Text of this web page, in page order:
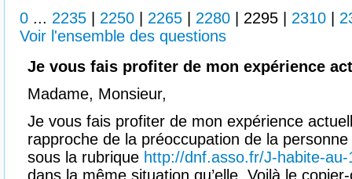
0 ... 2235 2250 2265 2280 2295 2310
Voir l'ensemble des questions
Je vous fais profiter de mon expérience
Madame, Monsieur,
Je vous fais profiter de mon expérience
rapproche de la préoccupation de la
sous la rubrique http://dnf.asso.fr/J-habite-
dans la même situation qu’elle. Voilà le